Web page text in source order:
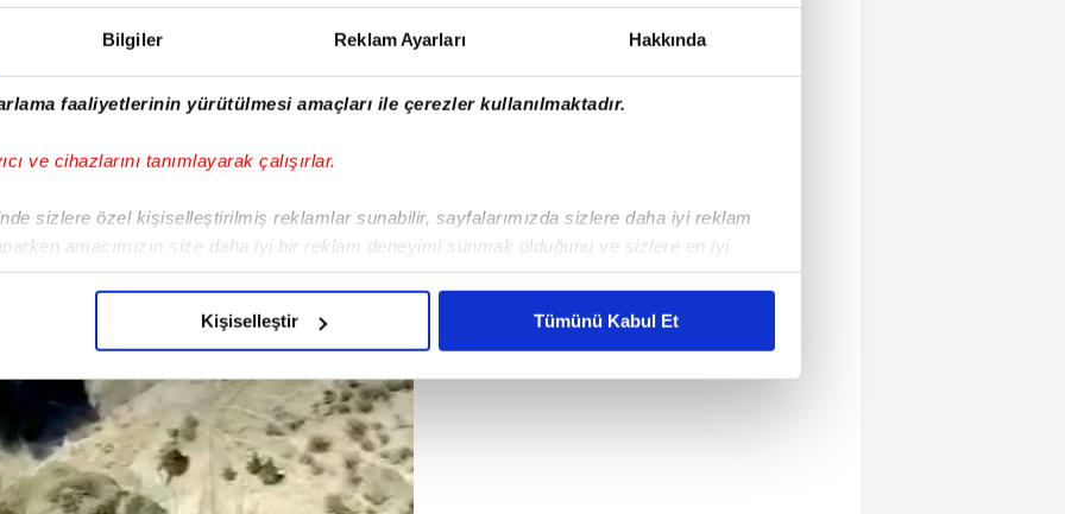
Bilgiler Reklam Ayarları Hakkında
faaliyetlerinin yürütülmesi amaçları ile çerezler kullanılmaktadır.
ve cihazlarını tanımlayarak çalışırlar.
sizlere özel kişiselleştirilmiş reklamlar sunabilir, sayfalarımızda sizlere daha iyi reklam
amacımızın size daha iyi bir reklam deneyimi sunmak olduğunu ve sizlere en iyi
gelen çabayı gösterdiğimizi ve bu noktada, reklamların maliyetlerimizi karşılamak
için İnternet Sitemizde kendimize ve üçüncü kişilere ait çerezler kullanılmaktadır. Bu
verileriniz işlenmekte olup gerekli olan çerezler bilgi toplumu hizmetlerinin sunulması
çerezler, sitemizin daha işlevsel kılınması ve kişiselleştirilmesi ve sizlere yönelik
amaçlarıyla sınırlı olarak açık rızanız dahilinde kullanılacaktır.
Kişiselleştir Tümünü Kabul Et
en az 150 kişinin arandığı bilgisini de